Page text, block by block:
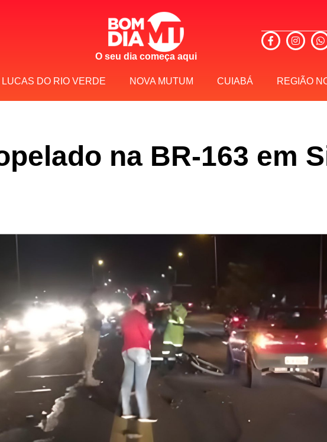
O seu dia começa aqui
LUCAS DO RIO VERDE NOVA MUTUM CUIABÁ REGIÃO
na BR-163 em